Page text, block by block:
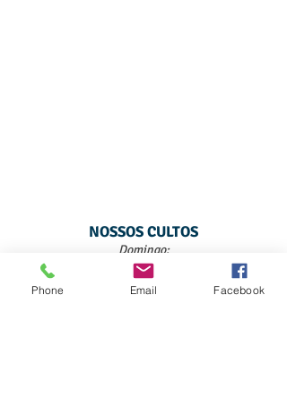
NOSSOS CULTOS
Domingo:
E.B.D 17hs - Culto de Adoração - 18hs
Quarta-Feira:
Pequenos Grupos - 19h30min
Phone Email Facebook